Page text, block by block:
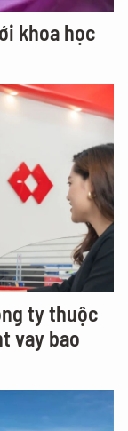
khoa học
ty thuộc
vay bao